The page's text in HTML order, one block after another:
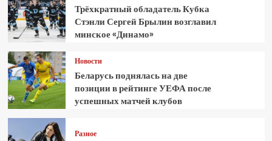
Трёхкратный обладатель Кубка
Стэнли Сергей Брылин возглавил
минское «Динамо»
Новости
Беларусь поднялась на две
позиции в рейтинге УЕФА после
успешных матчей клубов
Разное